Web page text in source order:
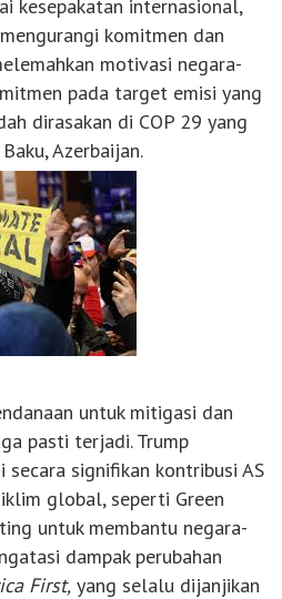
kesepakatan internasional,
komitmen dan
motivasi negara-
pada target emisi yang
dirasakan di COP 29 yang
Azerbaijan.
untuk mitigasi dan
pasti terjadi. Trump
secara signifikan kontribusi AS
global, seperti Green
untuk membantu negara-
dampak perubahan
First, yang selalu dijanjikan